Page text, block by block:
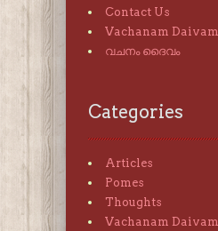
Contact Us
Vachanam Daivam
വചനം ദൈവം
Categories
Articles
Pomes
Thoughts
Vachanam Daivam